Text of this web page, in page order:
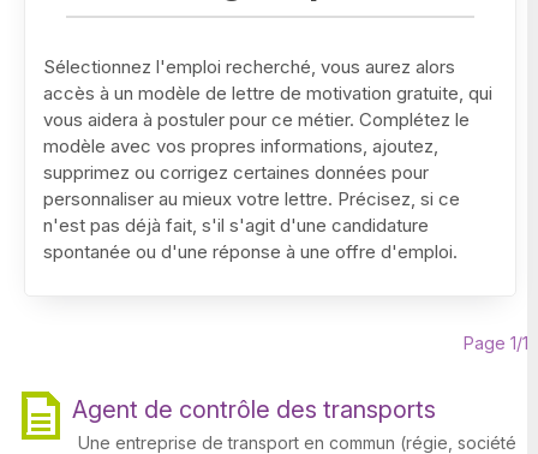
Sélectionnez l'emploi recherché, vous aurez alors
accès à un modèle de lettre de motivation gratuite, qui
vous aidera à postuler pour ce métier. Complétez le
modèle avec vos propres informations, ajoutez,
supprimez ou corrigez certaines données pour
personnaliser au mieux votre lettre. Précisez, si ce
n'est pas déjà fait, s'il s'agit d'une candidature
spontanée ou d'une réponse à une offre d'emploi.
Page 1/1
Agent de contrôle des transports
Une entreprise de transport en commun (régie, société